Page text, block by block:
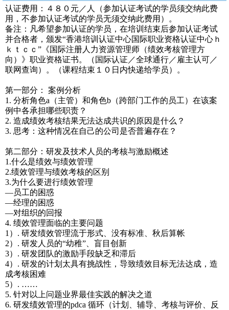
认证费用：４８０元／人（参加认证考试的学员须交纳此费
用，不参加认证考试的学员无须交纳此费用）。
备注：凡希望参加认证的学员，在培训结束后参加认证考试
并合格者，颁发“香港培训认证中心国际职业资格认证中心ｈ
ｋｔｃｃ”《国际注册人力资源管理师（绩效考核管理方
向）》职业资格证书。（国际认证／全球通行／雇主认可／
联网查询）。（课程结束１０日内快递给学员）。
第一部分： 案例分析
1. 分析角色a（主管）和角色b（跨部门工作的员工）在该案
例中各承担哪些职责？
2. 造成绩效考核结果无法达成共识的原因是什么？
3. 思考：这种情况在自己的公司是否普遍存在？
第二部分：研发及技术人员的考核与激励概述
1.什么是绩效与绩效管理
2.绩效管理与绩效考核的区别
3.为什么要进行绩效管理
—员工的困惑
—经理的困惑
—对组织的回报
4. 绩效管理面临的主要问题
1）. 研发绩效管理流于形式、没有标准、秋后算帐
2）. 研发人员的“幼稚”、盲目创新
3）. 研发团队的激励手段缺乏和滞后
4）. 研发的计划太具有挑战性，导致绩效目标无法达成，造
成考核困难
5）. ……
5. 针对以上问题业界最佳实践的解决之道
6. 研发绩效管理的pdca 循环（计划、辅导、考核与评价、反